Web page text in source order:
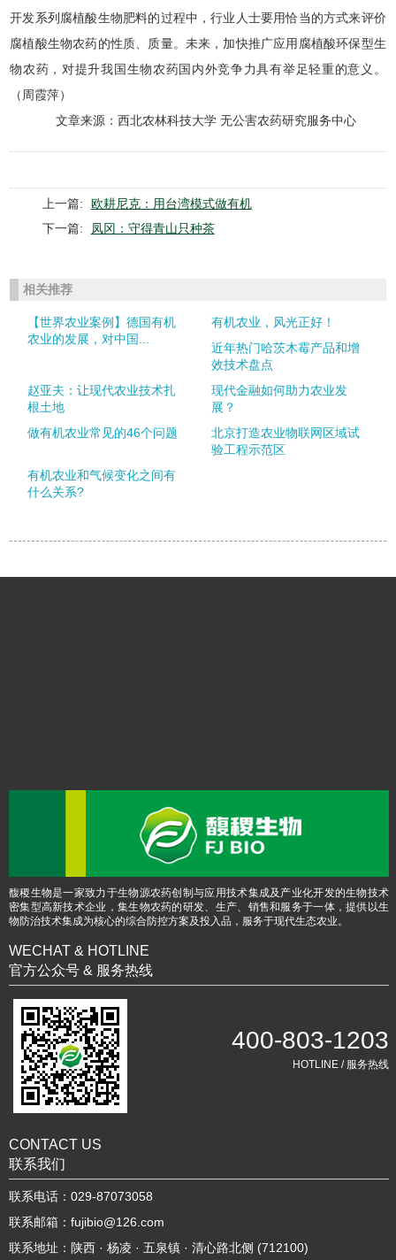
开发系列腐植酸生物肥料的过程中，行业人士要用恰当的方式来评价
腐植酸生物农药的性质、质量。未来，加快推广应用腐植酸环保型生
物农药，对提升我国生物农药国内外竞争力具有举足轻重的意义。
（周霞萍）
文章来源：西北农林科技大学 无公害农药研究服务中心
上一篇:
欧耕尼克：用台湾模式做有机
下一篇:
凤冈：守得青山只种茶
相关推荐
【世界农业案例】德国有机
农业的发展，对中国...
有机农业，风光正好！
近年热门哈茨木霉产品和增
效技术盘点
赵亚夫：让现代农业技术扎
根土地
现代金融如何助力农业发
展？
做有机农业常见的46个问题
北京打造农业物联网区域试
验工程示范区
有机农业和气候变化之间有
什么关系?
馥稷生物是一家致力于生物源农药创制与应用技术集成及产业化开发的生物技术
密集型高新技术企业，集生物农药的研发、生产、销售和服务于一体，提供以生
物防治技术集成为核心的综合防控方案及投入品，服务于现代生态农业。
WECHAT & HOTLINE
官方公众号 & 服务热线
400-803-1203
HOTLINE / 服务热线
CONTACT US
联系我们
联系电话：029-87073058
联系邮箱：fujibio@126.com
联系地址：陕西 · 杨凌 · 五泉镇 · 清心路北侧 (712100)